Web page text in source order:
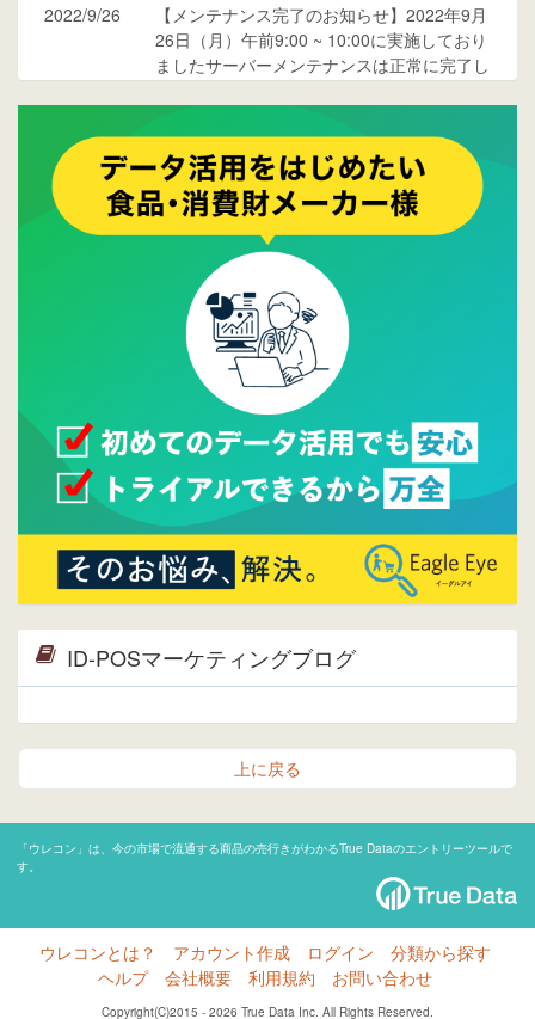
2022/9/26
【メンテナンス完了のお知らせ】2022年9月
26日（月）午前9:00 ~ 10:00に実施しており
ましたサーバーメンテナンスは正常に完了し
ご覧ください。
2015/10/19
ウレコンのサイト機能を大幅バージョンアッ
プ。詳細はこちら。⇒告知ページへ
2015/09/28
ウレコンが機能拡充し、サイトリニューアル
しました。⇒
ウレコンFacebook
Facebookページを開設しました。詳細は
ら。
ウレコンサイトリリースしました。
ID-POSマーケティングブログ
上に戻る
「ウレコン」は、今の市場で流通する商品の売行きがわかるTrue Dataのエントリーツールで
す。
ウレコンとは？ アカウント作成 ログイン
分類から探す
ヘルプ
会社概要 利用規約 お問い合わせ
Copyright(C)2015 - 2026 True Data Inc. All Rights Reserved.